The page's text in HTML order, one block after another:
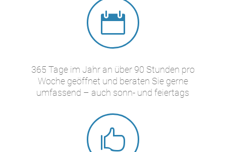

365 Tage im Jahr an über 90 Stunden pro
Woche geöffnet und beraten Sie gerne
umfassend – auch sonn- und feiertags
